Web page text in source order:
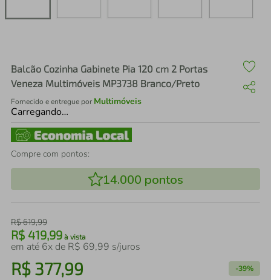
Balcão Cozinha Gabinete Pia 120 cm 2 Portas
Veneza Multimóveis MP3738 Branco/Preto
Fornecido e entregue por Multimóveis
Carregando…
Compre com pontos:
14.000 pontos
R$619,99
R$ 419,99 à vista
em até 6x de R$ 69,99 s/juros
R$ 377,99 -39%